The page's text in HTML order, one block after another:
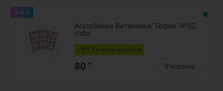
0-0-4
Аскорбинка Витаминка "София" №10,
табл.
78 ₸ с учётом кешбэка
80 ₸ В корзину